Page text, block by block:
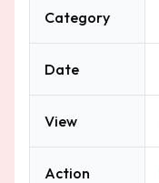
Category
Date
View
Action